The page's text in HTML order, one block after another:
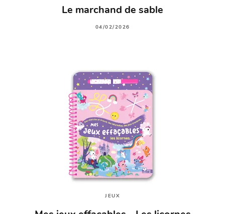
Le marchand de sable
04/02/2026
JEUX